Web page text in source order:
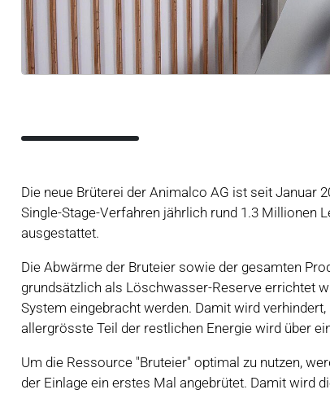
Die neue Brüterei der Animalco AG ist seit Januar
Single-Stage-Verfahren jährlich rund 1.3 Millionen
ausgestattet.
Die Abwärme der Bruteier sowie der gesamten
grundsätzlich als Löschwasser-Reserve errichtet
System eingebracht werden. Damit wird
allergrösste Teil der restlichen Energie wird über
Um die Ressource "Bruteier" optimal zu nutzen,
der Einlage ein erstes Mal angebrütet. Damit wird